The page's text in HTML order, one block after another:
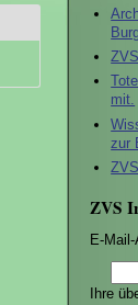
mit.
zur
ZVS
E-
Ihre